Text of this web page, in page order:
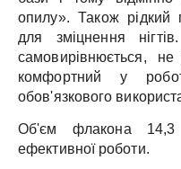
опилу». Також рідкий
для зміцнення
самовирівнюється, не
комфортний у
обов'язкового
Об'єм флакона
ефективної роботи.